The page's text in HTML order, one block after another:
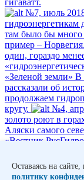
гигаватт.
№7, июль
гидроэнергетикам
там было бы много
пример –
один, гораздо
«Зеленой земли» В
рассказали об
продолжаем
кругу.
№4,
золото роют в
Аляски самого
«Вестник
…
Оставаясь на
политику